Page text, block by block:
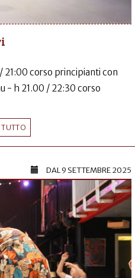
21:00 corso principianti con
- h 21.00 / 22:30 corso
TUTTO
DAL9 SETTEMBRE 2025